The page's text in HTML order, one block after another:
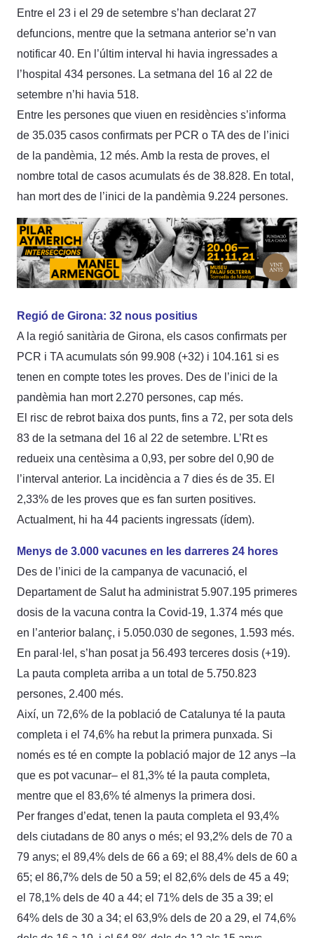
Entre el 23 i el 29 de setembre s’han declarat 27
defuncions, mentre que la setmana anterior se’n van
notificar 40. En l’últim interval hi havia ingressades a
l’hospital 434 persones. La setmana del 16 al 22 de
setembre n’hi havia 518.
Entre les persones que viuen en residències s’informa
de 35.035 casos confirmats per PCR o TA des de l’inici
de la pandèmia, 12 més. Amb la resta de proves, el
nombre total de casos acumulats és de 38.828. En total,
han mort des de l’inici de la pandèmia 9.224 persones.
Regió de Girona: 32 nous positius
A la regió sanitària de Girona, els casos confirmats per
PCR i TA acumulats són 99.908 (+32) i 104.161 si es
tenen en compte totes les proves. Des de l’inici de la
pandèmia han mort 2.270 persones, cap més.
El risc de rebrot baixa dos punts, fins a 72, per sota dels
83 de la setmana del 16 al 22 de setembre. L’Rt es
redueix una centèsima a 0,93, per sobre del 0,90 de
l’interval anterior. La incidència a 7 dies és de 35. El
2,33% de les proves que es fan surten positives.
Actualment, hi ha 44 pacients ingressats (ídem).
Menys de 3.000 vacunes en les darreres 24 hores
Des de l’inici de la campanya de vacunació, el
Departament de Salut ha administrat 5.907.195 primeres
dosis de la vacuna contra la Covid-19, 1.374 més que
en l’anterior balanç, i 5.050.030 de segones, 1.593 més.
En paral·lel, s’han posat ja 56.493 terceres dosis (+19).
La pauta completa arriba a un total de 5.750.823
persones, 2.400 més.
Així, un 72,6% de la població de Catalunya té la pauta
completa i el 74,6% ha rebut la primera punxada. Si
només es té en compte la població major de 12 anys –la
que es pot vacunar– el 81,3% té la pauta completa,
mentre que el 83,6% té almenys la primera dosi.
Per franges d’edat, tenen la pauta completa el 93,4%
dels ciutadans de 80 anys o més; el 93,2% dels de 70 a
79 anys; el 89,4% dels de 66 a 69; el 88,4% dels de 60 a
65; el 86,7% dels de 50 a 59; el 82,6% dels de 45 a 49;
el 78,1% dels de 40 a 44; el 71% dels de 35 a 39; el
64% dels de 30 a 34; el 63,9% dels de 20 a 29, el 74,6%